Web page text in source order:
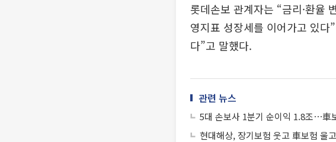
롯데손보 관계자는 “금리·환율
영지표 성장세를 이어가고 있다
다”고 말했다.
관련 뉴스
5대 손보사 1분기 순이익 1.8조⋯車
현대해상, 장기보험 웃고 車보험 울